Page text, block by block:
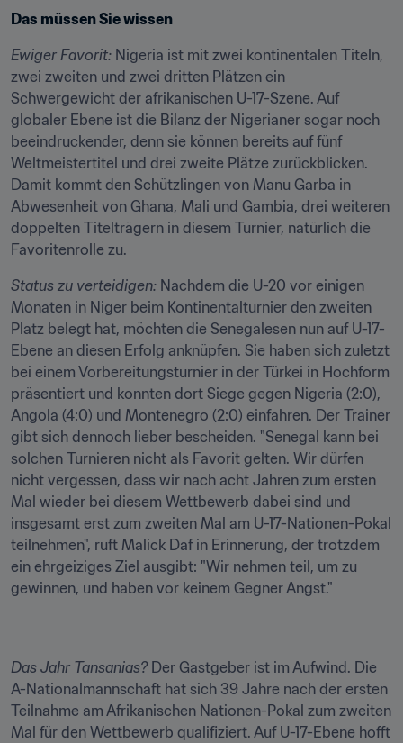
Das müssen Sie wissen
Ewiger Favorit: Nigeria ist mit zwei kontinentalen Titeln,
zwei zweiten und zwei dritten Plätzen ein
Schwergewicht der afrikanischen U-17-Szene. Auf
globaler Ebene ist die Bilanz der Nigerianer sogar noch
beeindruckender, denn sie können bereits auf fünf
Weltmeistertitel und drei zweite Plätze zurückblicken.
Damit kommt den Schützlingen von Manu Garba in
Abwesenheit von Ghana, Mali und Gambia, drei weiteren
doppelten Titelträgern in diesem Turnier, natürlich die
Favoritenrolle zu.
Status zu verteidigen: Nachdem die U-20 vor einigen
Monaten in Niger beim Kontinentalturnier den zweiten
Platz belegt hat, möchten die Senegalesen nun auf U-17-
Ebene an diesen Erfolg anknüpfen. Sie haben sich zuletzt
bei einem Vorbereitungsturnier in der Türkei in Hochform
präsentiert und konnten dort Siege gegen Nigeria (2:0),
Angola (4:0) und Montenegro (2:0) einfahren. Der Trainer
gibt sich dennoch lieber bescheiden. "Senegal kann bei
solchen Turnieren nicht als Favorit gelten. Wir dürfen
nicht vergessen, dass wir nach acht Jahren zum ersten
Mal wieder bei diesem Wettbewerb dabei sind und
insgesamt erst zum zweiten Mal am U-17-Nationen-Pokal
teilnehmen", ruft Malick Daf in Erinnerung, der trotzdem
ein ehrgeiziges Ziel ausgibt: "Wir nehmen teil, um zu
gewinnen, und haben vor keinem Gegner Angst."
Das Jahr Tansanias? Der Gastgeber ist im Aufwind. Die
A-Nationalmannschaft hat sich 39 Jahre nach der ersten
Teilnahme am Afrikanischen Nationen-Pokal zum zweiten
Mal für den Wettbewerb qualifiziert. Auf U-17-Ebene hofft